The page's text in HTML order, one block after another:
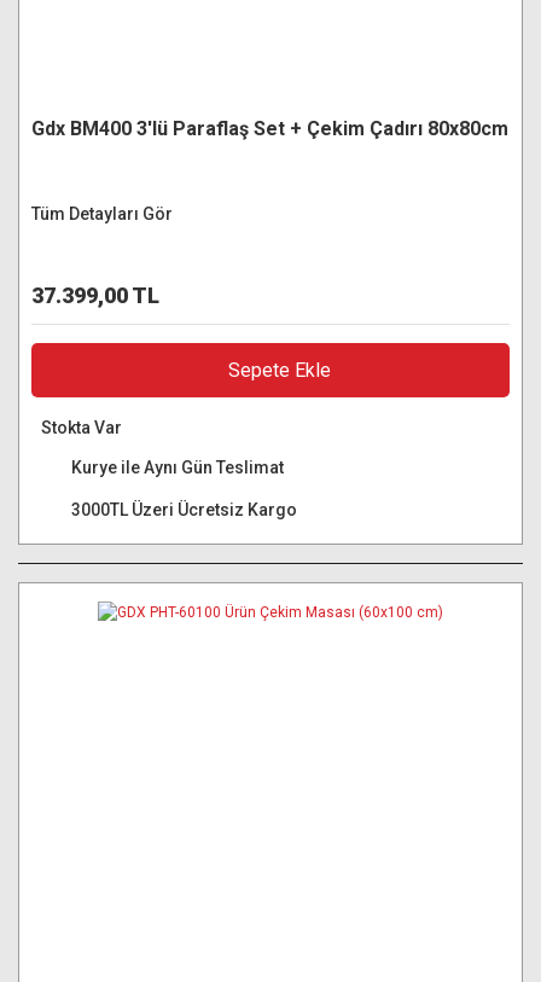
Gdx BM400 3'lü Paraflaş Set + Çekim Çadırı 80x80cm
Tüm Detayları Gör
37.399,00 TL
Sepete Ekle
Stokta Var
Kurye ile Aynı Gün Teslimat
3000TL Üzeri Ücretsiz Kargo